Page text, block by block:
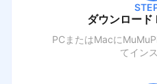
ダウンロー
PCまたはMacに
てイン